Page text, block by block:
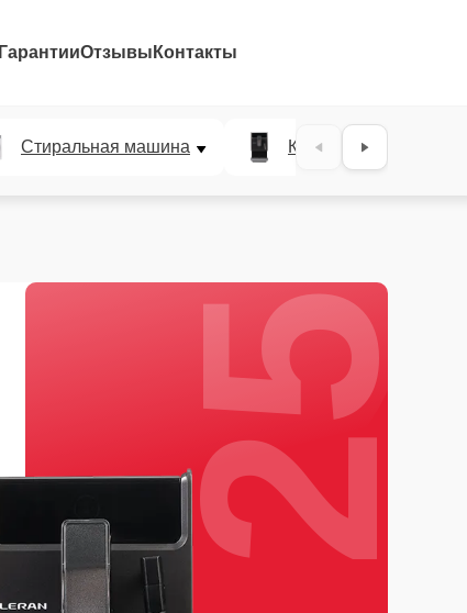
ГарантииОтзывы Контакты
Стиральная машина Кофемашина
25%